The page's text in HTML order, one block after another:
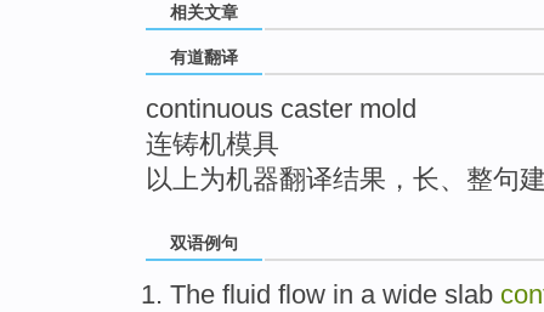
相关文章
有道翻译
continuous caster mold
连铸机模具
以上为机器翻译结果，长、整句
双语例句
The fluid flow in a wide slab